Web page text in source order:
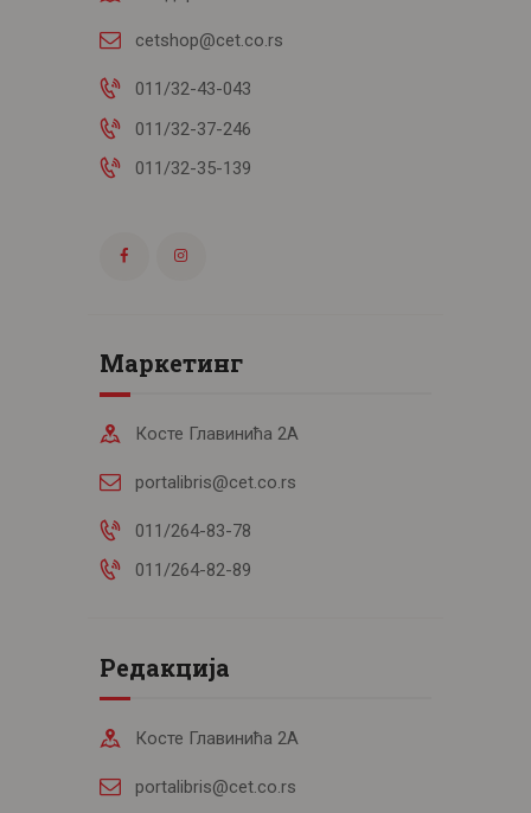
cetshop@cet.co.rs
011/32-43-043
011/32-37-246
011/32-35-139
Маркетинг
Косте Главинића 2А
portalibris@cet.co.rs
011/264-83-78
011/264-82-89
Редакција
Косте Главинића 2А
portalibris@cet.co.rs